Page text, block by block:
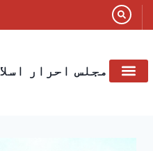
مجلس احرار